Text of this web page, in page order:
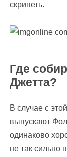
скрипеть.
Где
Джетта?
В случае с
выпускают
одинаково
не так сильно